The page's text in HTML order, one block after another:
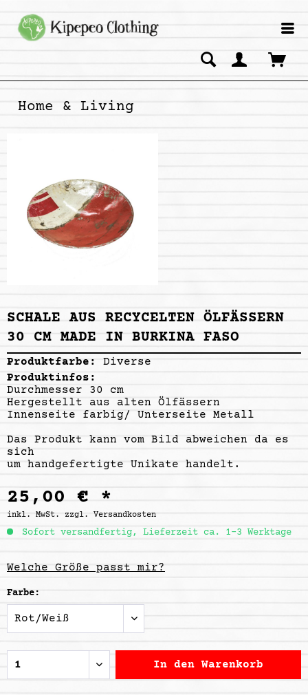
Home & Living
SCHALE AUS RECYCELTEN ÖLFÄSSERN
30 CM MADE IN BURKINA FASO
Produktfarbe: Diverse
Produktinfos:
Durchmesser 30 cm
Hergestellt aus alten Ölfässern
Innenseite farbig/ Unterseite Metall
Das Produkt kann vom Bild abweichen da es
sich
um handgefertigte Unikate handelt.
25,00 € *
inkl. MwSt. zzgl. Versandkosten
Sofort versandfertig, Lieferzeit ca. 1-3 Werktage
Welche Größe passt mir?
Farbe:
In den Warenkorb